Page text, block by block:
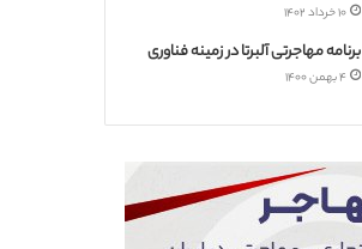
۱۰ خرداد ۱۴۰۲
برنامه مهاجرتی آلبرتا در زمینه فناوری
۴ بهمن ۱۴۰۰